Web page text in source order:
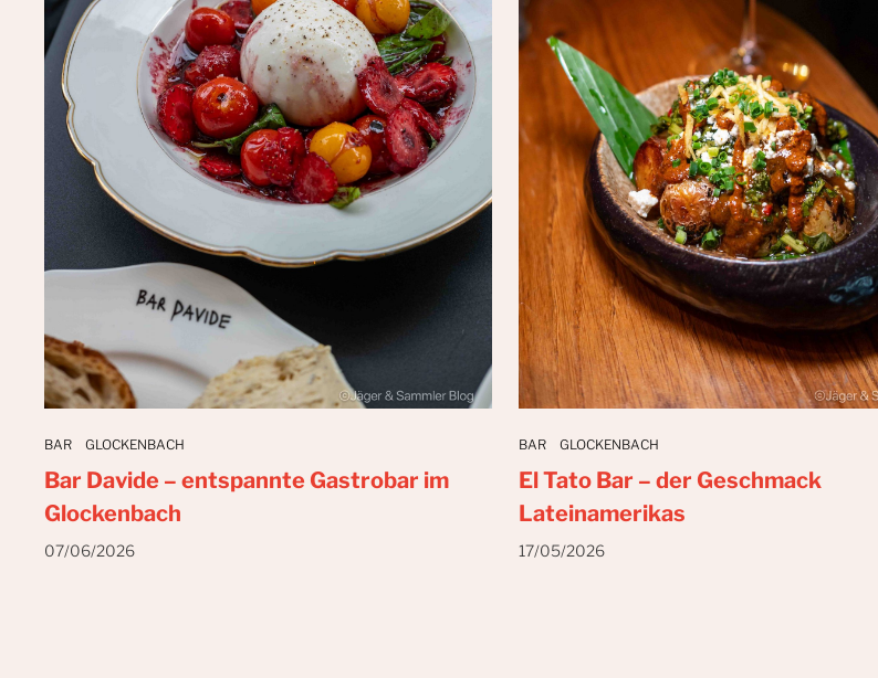
BAR GLOCKENBACH
Bar Davide – entspannte Gastrobar im
Glockenbach
07/06/2026
BAR GLOCKENBACH
El Tato Bar – der Geschmack
Lateinamerikas
17/05/2026